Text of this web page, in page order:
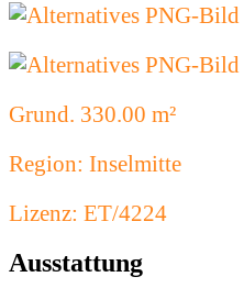
Grund. 330.00 m²
Region: Inselmitte
Lizenz: ET/4224
Ausstattung